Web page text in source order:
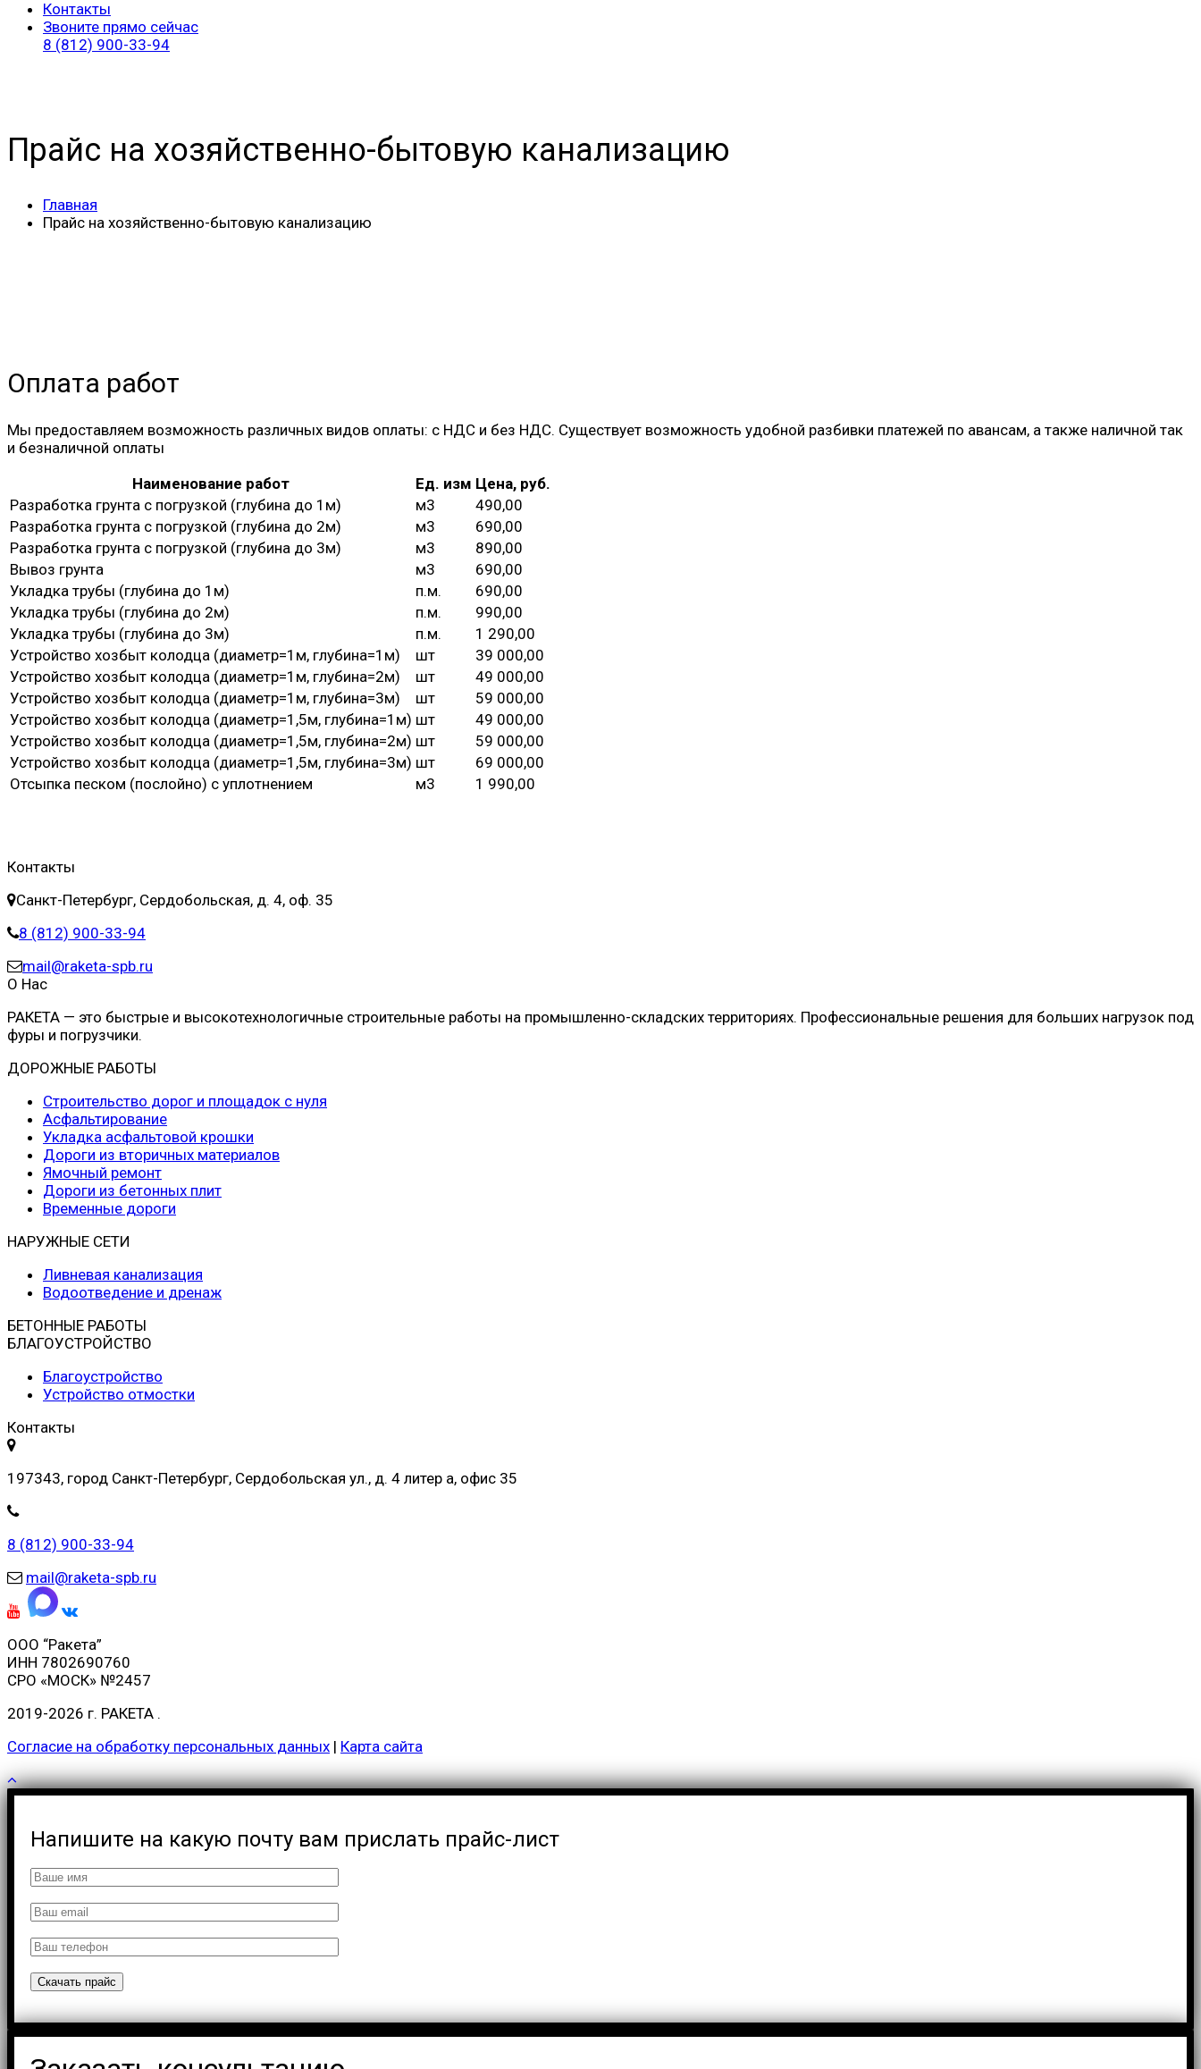
Контакты
Звоните прямо сейчас
8 (812) 900-33-94
Прайс на хозяйственно-бытовую канализацию
Главная
Прайс на хозяйственно-бытовую канализацию
Оплата работ
Мы предоставляем возможность различных видов оплаты: с НДС и без НДС. Существует возможность удобной разбивки платежей по авансам, а также наличной так
и безналичной оплаты
Наименование работ
Ед. изм Цена, руб.
Разработка грунта с погрузкой (глубина до 1м)
м3
490,00
Разработка грунта с погрузкой (глубина до 2м)
м3
690,00
Разработка грунта с погрузкой (глубина до 3м)
м3
890,00
Вывоз грунта
м3
690,00
Укладка трубы (глубина до 1м)
п.м.
690,00
Укладка трубы (глубина до 2м)
п.м.
990,00
Укладка трубы (глубина до 3м)
п.м.
1 290,00
Устройство хозбыт колодца (диаметр=1м, глубина=1м)
шт
39 000,00
Устройство хозбыт колодца (диаметр=1м, глубина=2м)
шт
49 000,00
Устройство хозбыт колодца (диаметр=1м, глубина=3м)
шт
59 000,00
Устройство хозбыт колодца (диаметр=1,5м, глубина=1м) шт
49 000,00
Устройство хозбыт колодца (диаметр=1,5м, глубина=2м) шт
59 000,00
Устройство хозбыт колодца (диаметр=1,5м, глубина=3м) шт
69 000,00
Отсыпка песком (послойно) с уплотнением
м3 1 990,00
Контакты
Санкт-Петербург, Сердобольская, д. 4, оф. 35
8 (812) 900-33-94
mail@raketa-spb.ru
О Нас
РАКЕТА — это быстрые и высокотехнологичные строительные работы на промышленно-складских территориях. Профессиональные решения для больших нагрузок под
фуры и погрузчики.
ДОРОЖНЫЕ РАБОТЫ
Строительство дорог и площадок с нуля
Асфальтирование
Укладка асфальтовой крошки
Дороги из вторичных материалов
Ямочный ремонт
Дороги из бетонных плит
Временные дороги
НАРУЖНЫЕ СЕТИ
Ливневая канализация
Водоотведение и дренаж
БЕТОННЫЕ РАБОТЫ
БЛАГОУСТРОЙСТВО
Благоустройство
Устройство отмостки
Контакты
197343, город Санкт-Петербург, Сердобольская ул., д. 4 литер а, офис 35
8 (812) 900-33-94
mail@raketa-spb.ru
ООО “Ракета”
ИНН 7802690760
СРО «МОСК» №2457
2019-2026 г. РАКЕТА .
Согласие на обработку персональных данных | Карта сайта
Напишите на какую почту вам прислать прайс-лист